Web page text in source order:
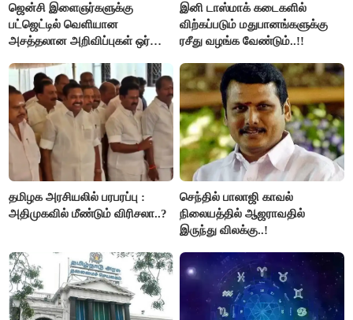
ஜென்சி இளைஞர்களுக்கு
பட்ஜெட்டில் வெளியான
அசத்தலான அறிவிப்புகள் ஒர்
இனி டாஸ்மாக் கடைகளில்
விற்கப்படும் மதுபானங்களுக்கு
ரசீது வழங்க வேண்டும்..!!
தமிழக அரசியலில் பரபரப்பு :
அதிமுகவில் மீண்டும் விரிசலா..?
செந்தில் பாலாஜி காவல்
நிலையத்தில் ஆஜராவதில்
இருந்து விலக்கு..!